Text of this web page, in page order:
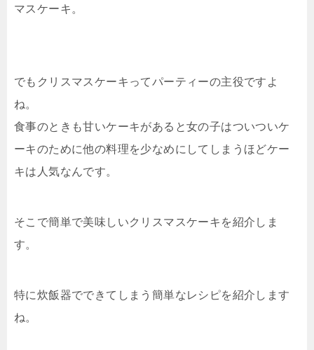
マスケーキ。
でもクリスマスケーキってパーティーの主役ですよ
ね。
食事のときも甘いケーキがあると女の子はついついケ
ーキのために他の料理を少なめにしてしまうほどケー
キは人気なんです。
そこで簡単で美味しいクリスマスケーキを紹介しま
す。
特に炊飯器でできてしまう簡単なレシピを紹介します
ね。